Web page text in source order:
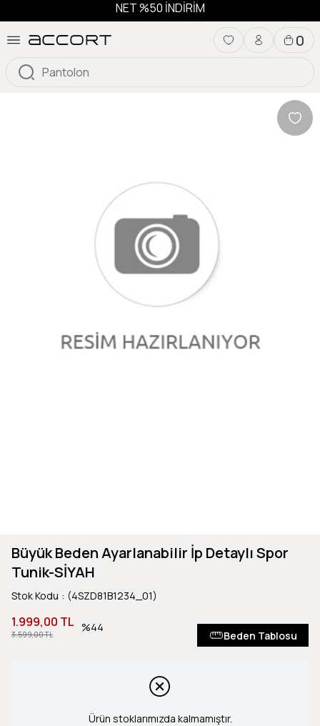
NET %50 İNDİRİM
0
Büyük Beden Ayarlanabilir İp Detaylı Spor
Tunik-SİYAH
Stok Kodu (4SZD81B1234_01)
3.599,00 TL
1.999,00 TL 44
Beden Tablosu
Ürün stoklarımızda kalmamıştır.